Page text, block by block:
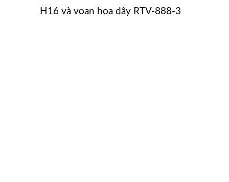
H16 và voan hoa dây RTV-888-3